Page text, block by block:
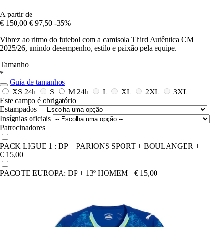
A partir de
€ 150,00 € 97,50 -35%
Vibrez ao ritmo do futebol com a camisola Third Autêntica OM
2025/26, unindo desempenho, estilo e paixão pela equipe.
Tamanho
*
Guia de tamanhos
XS 24h S M 24h L XL 2XL
3XL
Este campo é obrigatório
Estampados
Insígnias oficiais
Patrocinadores
PACK LIGUE 1 : DP + PARIONS SPORT + BOULANGER +
€ 15,00
PACOTE EUROPA: DP + 13º HOMEM +€ 15,00